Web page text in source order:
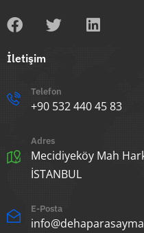
İletişim
Telefon
+90 532 440 45 83
Adres
Mecidiyeköy Mah
İSTANBUL
E-Posta